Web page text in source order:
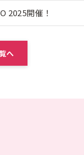
2025開催！
へ